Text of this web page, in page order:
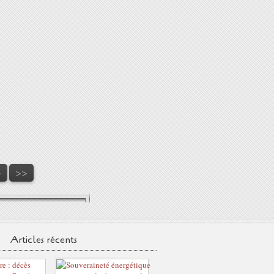
>>
Articles récents